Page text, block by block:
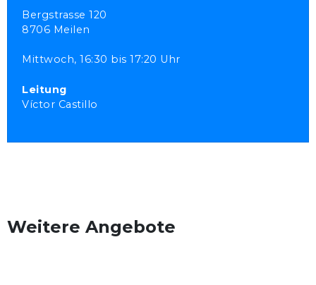
Bergstrasse 120
8706 Meilen
Mittwoch, 16:30 bis 17:20 Uhr
Leitung
Víctor Castillo
Weitere Angebote